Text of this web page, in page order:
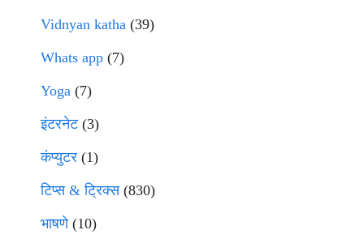
Vidnyan katha (39)
Whats app (7)
Yoga (7)
इंटरनेट(3)
कंप्युटर (1)
टिप्स & ट्रिक्स(830)
भाषणे(10)